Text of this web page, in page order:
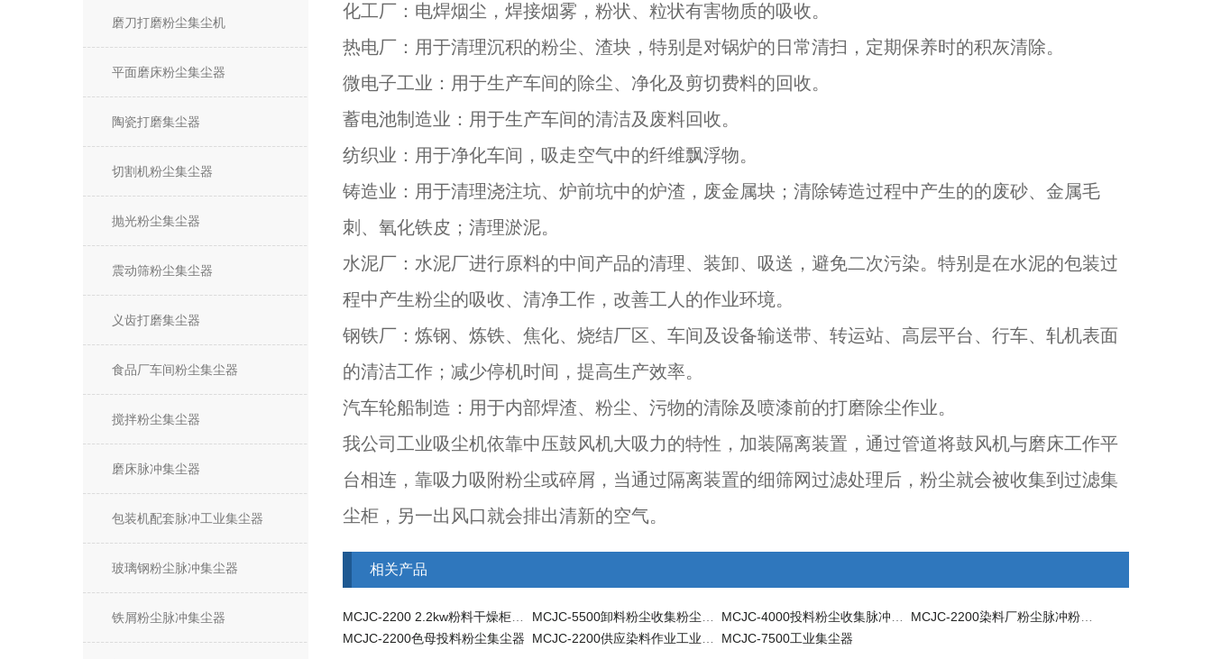
磨刀打磨粉尘集尘机
平面磨床粉尘集尘器
陶瓷打磨集尘器
切割机粉尘集尘器
抛光粉尘集尘器
震动筛粉尘集尘器
义齿打磨集尘器
食品厂车间粉尘集尘器
搅拌粉尘集尘器
磨床脉冲集尘器
包装机配套脉冲工业集尘器
玻璃钢粉尘脉冲集尘器
铁屑粉尘脉冲集尘器
化工厂：电焊烟尘，焊接烟雾，粉状、粒状有害物质的吸收。
热电厂：用于清理沉积的粉尘、渣块，特别是对锅炉的日常清扫，定期保养时的积灰清除。
微电子工业：用于生产车间的除尘、净化及剪切费料的回收。
蓄电池制造业：用于生产车间的清洁及废料回收。
纺织业：用于净化车间，吸走空气中的纤维飘浮物。
铸造业：用于清理浇注坑、炉前坑中的炉渣，废金属块；清除铸造过程中产生的的废砂、金属毛
刺、氧化铁皮；清理淤泥。
水泥厂：水泥厂进行原料的中间产品的清理、装卸、吸送，避免二次污染。特别是在水泥的包装过
程中产生粉尘的吸收、清净工作，改善工人的作业环境。
钢铁厂：炼钢、炼铁、焦化、烧结厂区、车间及设备输送带、转运站、高层平台、行车、轧机表面
的清洁工作；减少停机时间，提高生产效率。
汽车轮船制造：用于内部焊渣、粉尘、污物的清除及喷漆前的打磨除尘作业。
我公司工业吸尘机依靠中压鼓风机大吸力的特性，加装隔离装置，通过管道将鼓风机与磨床工作平
台相连，靠吸力吸附粉尘或碎屑，当通过隔离装置的细筛网过滤处理后，粉尘就会被收集到过滤集
尘柜，另一出风口就会排出清新的空气。
相关产品
MCJC-2200色母投料粉尘集尘器
MCJC-7500工业集尘器